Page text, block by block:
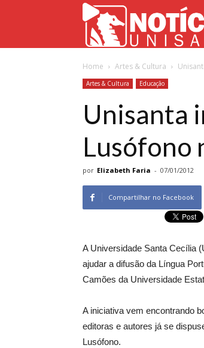
Home Artes & Cultura
Artes & Cultura Educação
Unisanta
Lusófono
por Elizabeth Faria - 07/01/2012
Compartilhar no Facebook
A Universidade Santa Cecília
ajudar a difusão da Língua
Camões da Universidade
A iniciativa vem encontrando
editoras e autores já se
Lusófono.